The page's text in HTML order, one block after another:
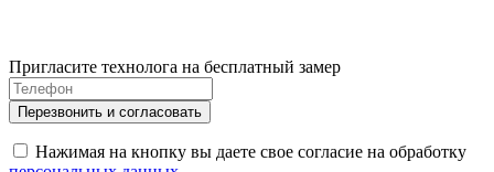
Пригласите технолога на бесплатный замер
Нажимая на кнопку вы даете свое согласие на обработку